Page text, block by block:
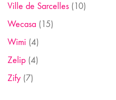
Ville de Sarcelles (10)
Wecasa (15)
Wimi (4)
Zelip (4)
Zify (7)